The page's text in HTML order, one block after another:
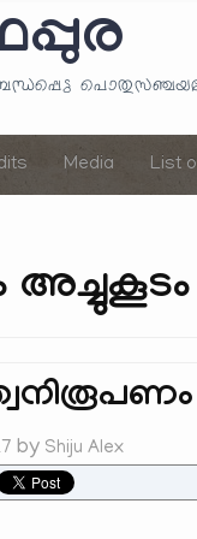
Media List
അച്ചുകൂടം
by Shiju Alex